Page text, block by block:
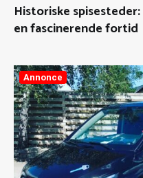
Historiske
en fascinerende fortid
Annonce